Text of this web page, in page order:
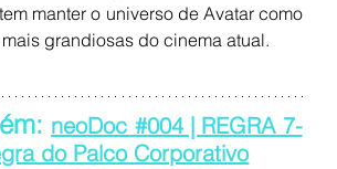
manter o universo de Avatar como
grandiosas do cinema atual.
neoDoc #004 | REGRA 7-
do Palco Corporativo